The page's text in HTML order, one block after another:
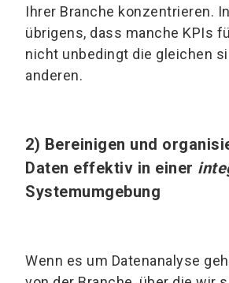
Ihrer Branche konzentrieren.
übrigens, dass manche KPIs
nicht unbedingt die gleichen
anderen.
2) Bereinigen und
Daten effektiv in einer
Systemumgebung
Wenn es um Datenanalyse